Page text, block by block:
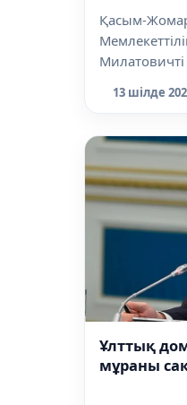
Қасым-
13 шілде
Ұлттық
мұраны